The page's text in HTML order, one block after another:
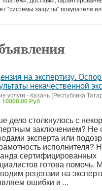
"системы защиты" покупателя
на экспертизу.
некачественной
услуги - Казань (Республика
10000.00 Руб
дело столкнулось с
заключением? Не
эксперта или
исполнителя?
сертифицированных
готова помочь.
рецензии на
ошибки и ...